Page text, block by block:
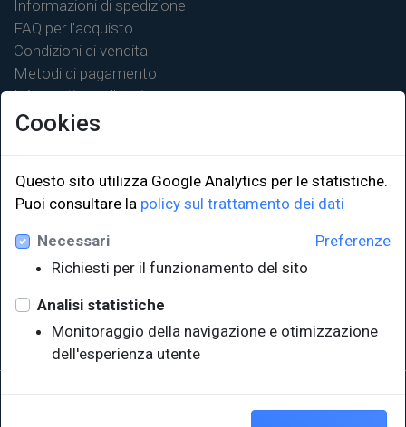
Informazioni di spedizione
FAQ per l'acquisto
Condizioni di vendita
Metodi di pagamento
Informativa sulla privacy
LINK ISTITUZIONALI
Università degli Studi di Trieste
Sistema Bibliotecario di Ateneo
EUT in cifre
Cookies
Questo sito utilizza Google Analytics per le statistiche.
Puoi consultare la policy sul trattamento dei dati
Preferenze
Necessari
Richiesti per il funzionamento del sito
Analisi statistiche
Monitoraggio della navigazione e otimizzazione
dell'esperienza utente